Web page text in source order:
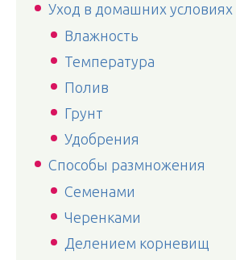
Уход в домашних условиях
Влажность
Температура
Полив
Грунт
Удобрения
Способы размножения
Семенами
Черенками
Делением корневищ